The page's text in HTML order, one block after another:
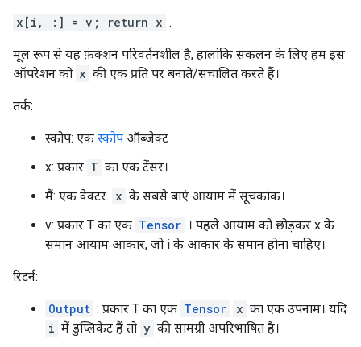
x[i, :] = v; return x .
मूल रूप से यह फ़ंक्शन परिवर्तनशील है, हालांकि संकलन के लिए हम इस
ऑपरेशन को x की एक प्रति पर बनाते/संचालित करते हैं।
तर्क:
स्कोप: एक स्कोप ऑब्जेक्ट
x: प्रकार T का एक टेंसर।
मैं: एक वेक्टर. x के सबसे बाएं आयाम में सूचकांक।
v: प्रकार T का एक Tensor । पहले आयाम को छोड़कर x के
समान आयाम आकार, जो i के आकार के समान होना चाहिए।
रिटर्न:
Output : प्रकार T का एक Tensor x का एक उपनाम। यदि
i में डुप्लिकेट हैं तो y की सामग्री अपरिभाषित है।